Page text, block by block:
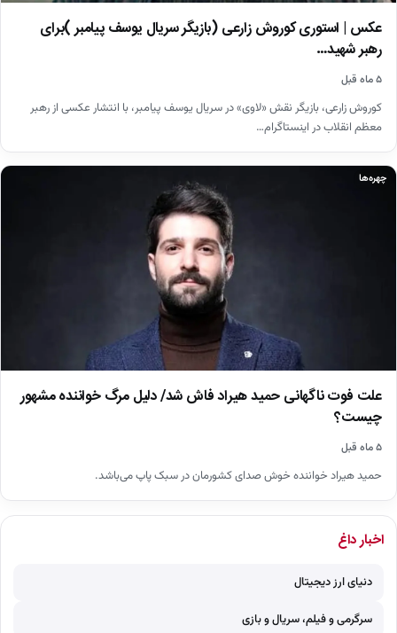
عکس | استوری کوروش زارعی (بازیگر سریال یوسف پیامبر )برای
رهبر شهید…
۵ ماه قبل
کوروش زارعی، بازیگر نقش «لاوی» در سریال یوسف پیامبر، با انتشار عکسی از رهبر
معظم انقلاب در اینستاگرام…
چهره‌ها
علت فوت ناگهانی حمید هیراد فاش شد/ دلیل مرگ خواننده مشهور
چیست؟
۵ ماه قبل
حمید هیراد خواننده خوش صدای کشورمان در سبک پاپ می‌باشد.
اخبار داغ
دنیای ارز دیجیتال
سرگرمی و فیلم، سریال و بازی